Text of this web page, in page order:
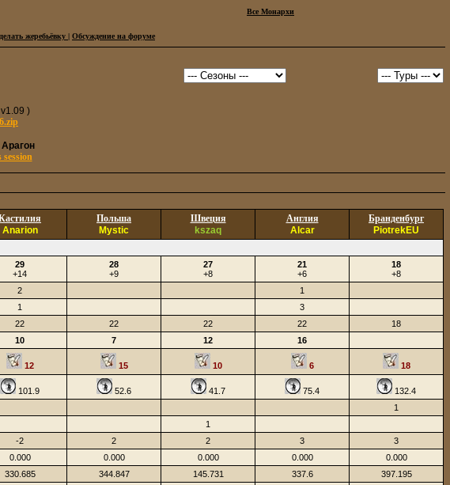
Все Монархи
жеребьёвку | Обсуждение на форуме
)
Арагон
Anarion
Польша
Mystic
Швеция
kszaq
Англия
Alcar
Бранденбург
PiotrekEU
29
+14
28
+9
27
+8
21
+6
18
+8
2
1
1
3
22 22 22 22
18
10 7 12
16
12 15 10 6 18
101.9 52.6 41.7 75.4
132.4
1
1
-2 2 2 3
3
0.000 0.000 0.000 0.000
0.000
330.685 344.847 145.731 337.6 397.195